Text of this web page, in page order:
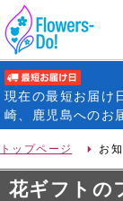
現在の最短お届け
崎、鹿児島へのお
トップページ お
花ギフトの